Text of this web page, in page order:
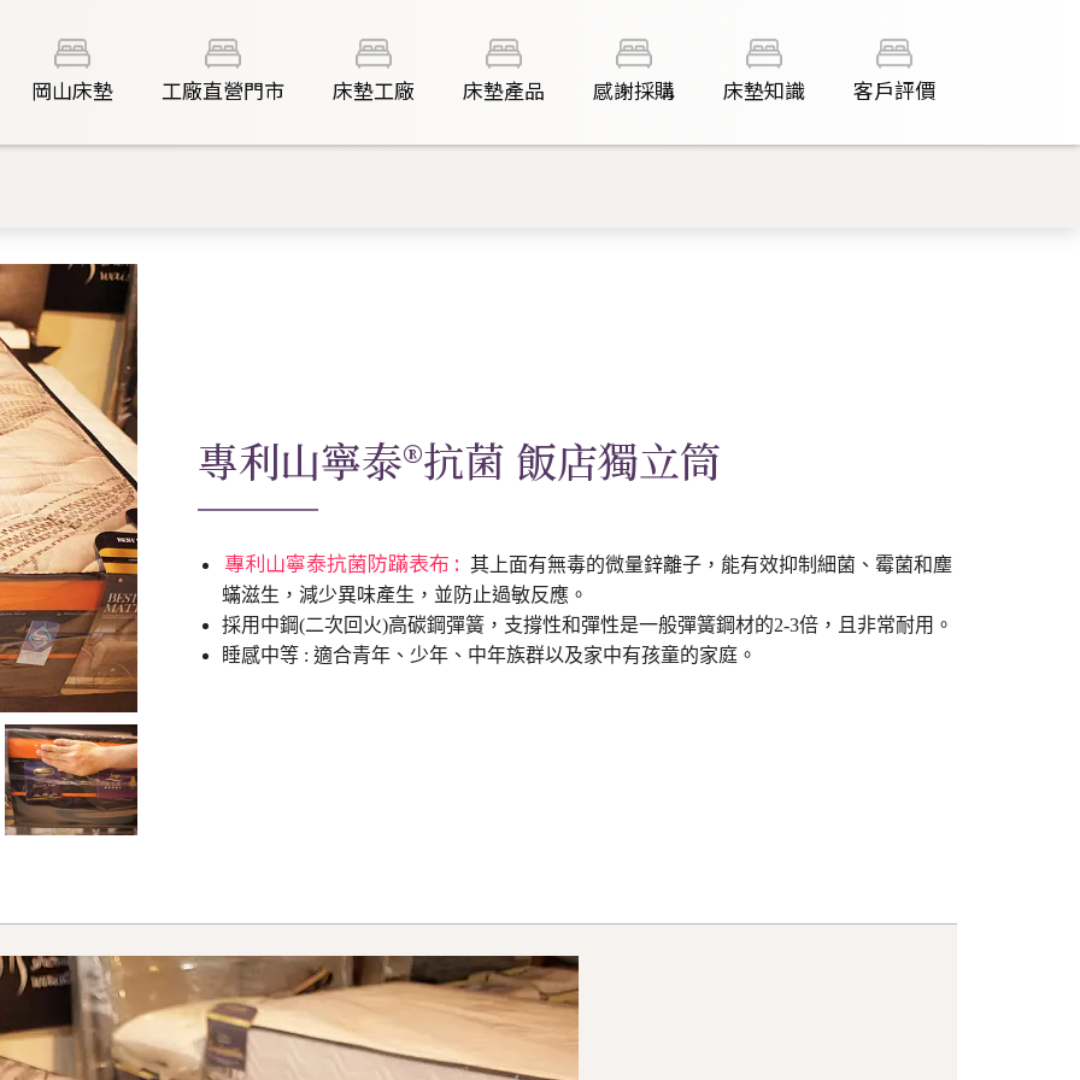
岡山床墊 工廠直營門市 床墊工廠 床墊產品 感謝採購 床墊知識 客戶評價
專利山寧泰®抗菌 飯店獨立筒
專利山寧泰抗菌防蹣表布 : 其上面有無毒的微量鋅離子，能有效抑制細菌、霉菌和塵
蟎滋生，減少異味產生，並防止過敏反應。
採用中鋼(二次回火)高碳鋼彈簧，支撐性和彈性是一般彈簧鋼材的2-3倍，且非常耐用。
睡感中等 : 適合青年、少年、中年族群以及家中有孩童的家庭。